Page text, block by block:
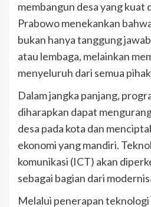
membangun desa yang kuat
Prabowo menekankan
bukan hanya tanggung
atau lembaga, melainkan
menyeluruh dari semua
Dalam jangka panjang,
diharapkan dapat
desa pada kota dan
ekonomi yang mandiri.
komunikasi (ICT) akan
sebagai bagian dari
Melalui penerapan